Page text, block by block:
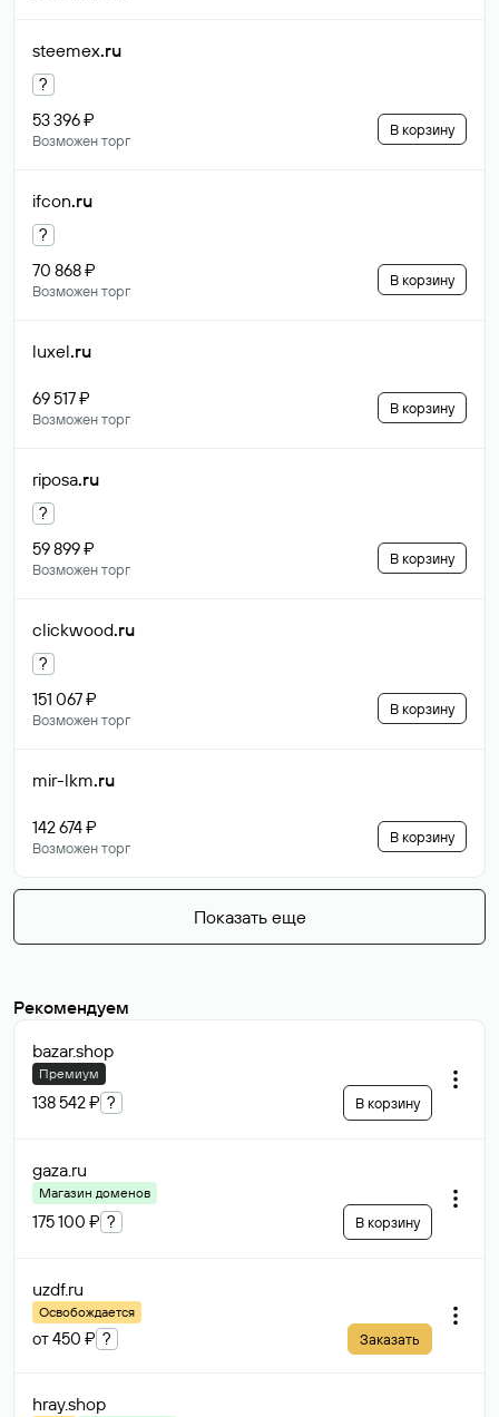
steemex.ru
?
53 396 ₽
Возможен торг
В корзину
ifcon.ru
?
70 868 ₽
Возможен торг
В корзину
luxel.ru
69 517 ₽
Возможен торг
В корзину
riposa.ru
?
59 899 ₽
Возможен торг
В корзину
clickwood.ru
?
151 067 ₽
Возможен торг
В корзину
mir-lkm.ru
142 674 ₽
Возможен торг
В корзину
Показать еще
Рекомендуем
bazar.shop
Премиум
138 542 ₽ ? В корзину
gaza.ru
Магазин доменов
175 100 ₽ ? В корзину
uzdf.ru
Освобождается
от 450 ₽ ? Заказать
hray.shop